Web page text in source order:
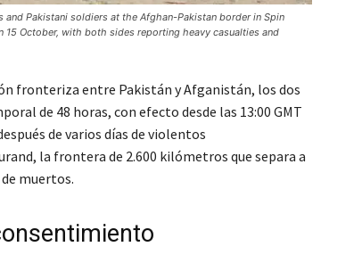
Pakistani soldiers at the Afghan-Pakistan border in Spin
October, with both sides reporting heavy casualties and
fronteriza entre Pakistán y Afganistán, los dos
de 48 horas, con efecto desde las 13:00 GMT
de varios días de violentos
la frontera de 2.600 kilómetros que separa a
muertos.